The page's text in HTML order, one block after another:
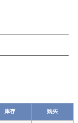
库存 购买